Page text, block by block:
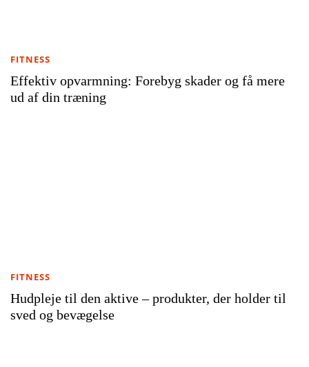
Effektiv opvarmning: Forebyg skader og få mere
ud af din træning
FITNESS
Hudpleje til den aktive – produkter, der holder til
sved og bevægelse
FITNESS